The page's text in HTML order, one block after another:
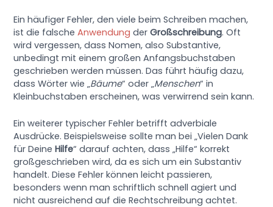
Ein häufiger Fehler, den viele beim Schreiben machen,
ist die falscheAnwendung derGroßschreibung. Oft
wird vergessen, dass Nomen, also Substantive,
unbedingt mit einem großen Anfangsbuchstaben
geschrieben werden müssen. Das führt häufig dazu,
dass Wörter wie „Bäume“ oder „Menschen“ in
Kleinbuchstaben erscheinen, was verwirrend sein kann.
Ein weiterer typischer Fehler betrifft adverbiale
Ausdrücke. Beispielsweise sollte man bei „Vielen Dank
für DeineHilfe“ darauf achten, dass „Hilfe“ korrekt
großgeschrieben wird, da es sich um ein Substantiv
handelt. Diese Fehler können leicht passieren,
besonders wenn man schriftlich schnell agiert und
nicht ausreichend auf die Rechtschreibung achtet.